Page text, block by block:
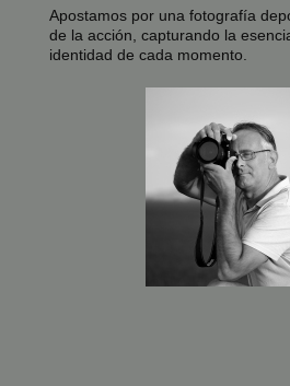
Apostamos por una fotografía
de la acción, capturando la
identidad de cada momento.